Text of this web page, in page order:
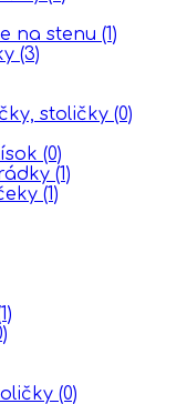
na stenu (1)
(3)
stoličky (0)
(0)
(1)
(1)
(0)